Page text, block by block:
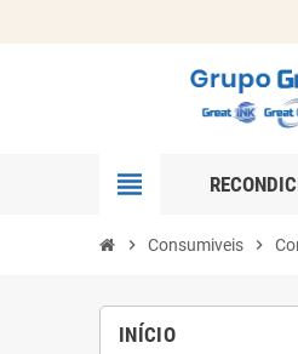
view_headline
chevron_right Consumiveis chevron_right
INÍCIO